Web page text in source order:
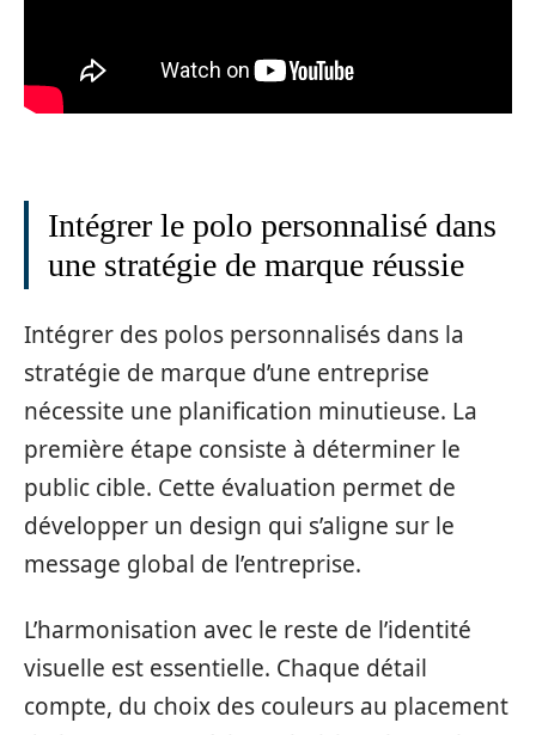
Intégrer le polo personnalisé dans
une stratégie de marque réussie
Intégrer des polos personnalisés dans la
stratégie de marque d’une entreprise
nécessite une planification minutieuse. La
première étape consiste à déterminer le
public cible. Cette évaluation permet de
développer un design qui s’aligne sur le
message global de l’entreprise.
L’harmonisation avec le reste de l’identité
visuelle est essentielle. Chaque détail
compte, du choix des couleurs au placement